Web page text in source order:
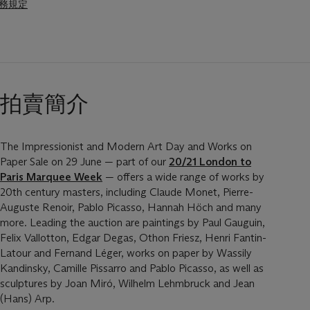
規定
拍賣簡介
The Impressionist and Modern Art Day and Works on
Paper Sale on 29 June — part of our 20/21 London to
Paris Marquee Week — offers a wide range of works by
20th century masters, including Claude Monet, Pierre-
Auguste Renoir, Pablo Picasso, Hannah Höch and many
more. Leading the auction are paintings by Paul Gauguin,
Felix Vallotton, Edgar Degas, Othon Friesz, Henri Fantin-
Latour and Fernand Léger, works on paper by Wassily
Kandinsky, Camille Pissarro and Pablo Picasso, as well as
sculptures by Joan Miró, Wilhelm Lehmbruck and Jean
(Hans) Arp.